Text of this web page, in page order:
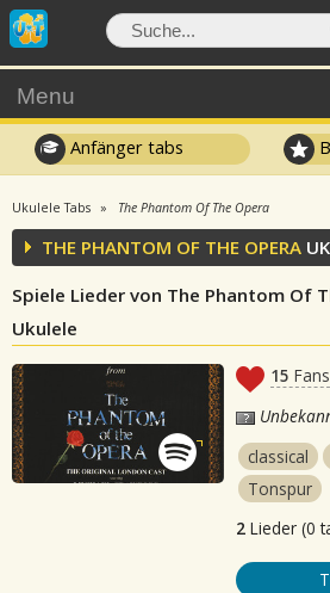
Menu
Anfänger tabs
Ukulele Tabs The Phantom Of The Opera
THE PHANTOM OF THE OPERA
Spiele Lieder von The Phantom Of
Ukulele
15 Fans
classical
Tonspur
2 Lieder (0